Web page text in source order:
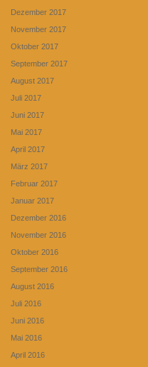
Dezember 2017
November 2017
Oktober 2017
September 2017
August 2017
Juli 2017
Juni 2017
Mai 2017
April 2017
März 2017
Februar 2017
Januar 2017
Dezember 2016
November 2016
Oktober 2016
September 2016
August 2016
Juli 2016
Juni 2016
Mai 2016
April 2016